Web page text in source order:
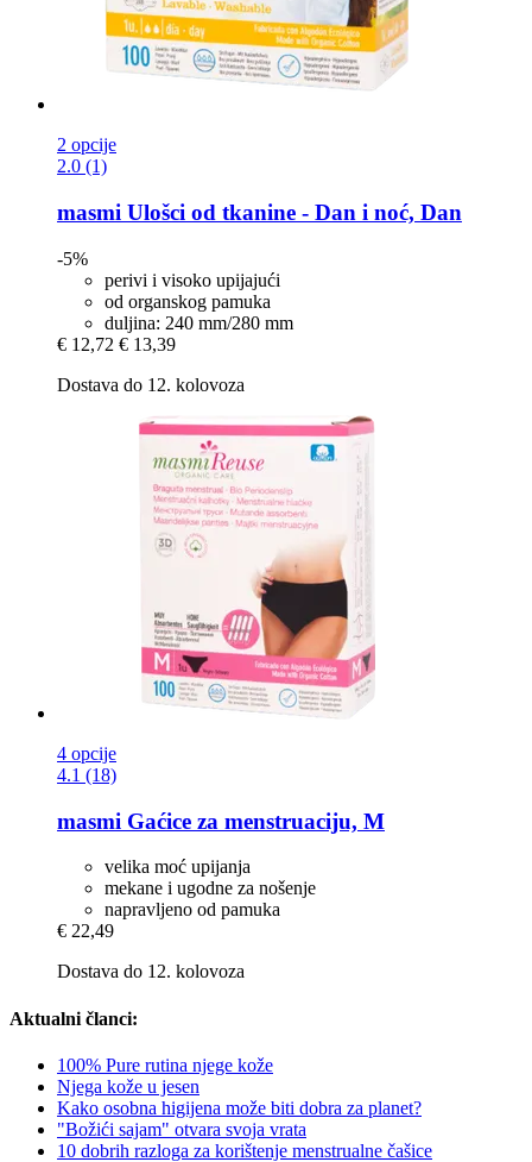
2 opcije
2.0 (1)
masmi Ulošci od tkanine -​ Dan i noć, Dan
-5%
perivi i visoko upijajući
od organskog pamuka
duljina: 240 mm/280 mm
€ 12,72 € 13,39
Dostava do 12. kolovoza
4 opcije
4.1 (18)
masmi Gaćice za menstruaciju, M
velika moć upijanja
mekane i ugodne za nošenje
napravljeno od pamuka
€ 22,49
Dostava do 12. kolovoza
Aktualni članci:
100% Pure rutina njege kože
Njega kože u jesen
Kako osobna higijena može biti dobra za planet?
"Božići sajam" otvara svoja vrata
10 dobrih razloga za korištenje menstrualne čašice